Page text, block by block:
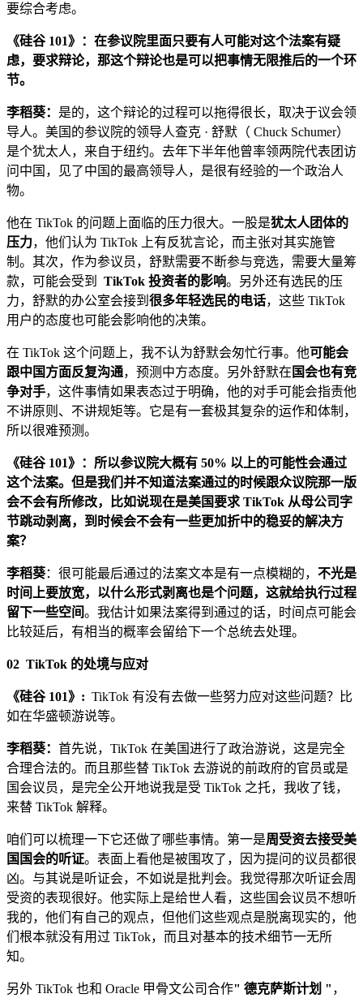
要综合考虑。
《硅谷 101》：在参议院里面只要有人可能对这个法案有疑
虑，要求辩论，那这个辩论也是可以把事情无限推后的一个环
节。
李稻葵： 是的，这个辩论的过程可以拖得很长，取决于议会领
导人。美国的参议院的领导人查克 · 舒默（ Chuck Schumer）
是个犹太人，来自于纽约。去年下半年他曾率领两院代表团访
问中国，见了中国的最高领导人，是很有经验的一个政治人
物。
他在 TikTok 的问题上面临的压力很大。一股是犹太人团体的
压力，他们认为 TikTok 上有反犹言论，而主张对其实施管
制。其次，作为参议员，舒默需要不断参与竞选，需要大量筹
款，可能会受到
TikTok 投资者的影响。另外还有选民的压
力，舒默的办公室会接到 很多年轻选民的电话，这些 TikTok
用户的态度也可能会影响他的决策。
在 TikTok 这个问题上，我不认为舒默会匆忙行事。他可能会
跟中国方面反复沟通，预测中方态度。另外舒默在 国会也有竞
争对手，这件事情如果表态过于明确，他的对手可能会指责他
不讲原则、不讲规矩等。它是有一套极其复杂的运作和体制，
所以很难预测。
《硅谷 101》：所以参议院大概有 50% 以上的可能性会通过
这个法案。但是我们并不知道法案通过的时候跟众议院那一版
会不会有所修改，比如说现在是美国要求 TikTok 从母公司字
节跳动剥离，到时候会不会有一些更加折中的稳妥的解决方
案？
李稻葵：很可能最后通过的法案文本是有一点模糊的， 不光是
时间上要放宽，以什么形式剥离也是个问题，这就给执行过程
留下一些空间。我估计如果法案得到通过的话，时间点可能会
比较延后，有相当的概率会留给下一个总统去处理。
02 TikTok 的处境与应对
《硅谷 101》: TikTok 有没有去做一些努力应对这些问题？比
如在华盛顿游说等。
李稻葵： 首先说，TikTok 在美国进行了政治游说，这是完全
合理合法的。而且那些替 TikTok 去游说的前政府的官员或是
国会议员，是完全公开地说我是受 TikTok 之托，我收了钱，
来替 TikTok 解释。
咱们可以梳理一下它还做了哪些事情。第一是周受资去接受美
国国会的听证。表面上看他是被围攻了，因为提问的议员都很
凶。与其说是听证会，不如说是批判会。我觉得那次听证会周
受资的表现很好。他实际上是给世人看，这些国会议员不想听
我的，他们有自己的观点，但他们这些观点是脱离现实的，他
们根本就没有用过 TikTok，而且对基本的技术细节一无所
知。
另外 TikTok 也和 Oracle 甲骨文公司合作" 德克萨斯计划 " ，